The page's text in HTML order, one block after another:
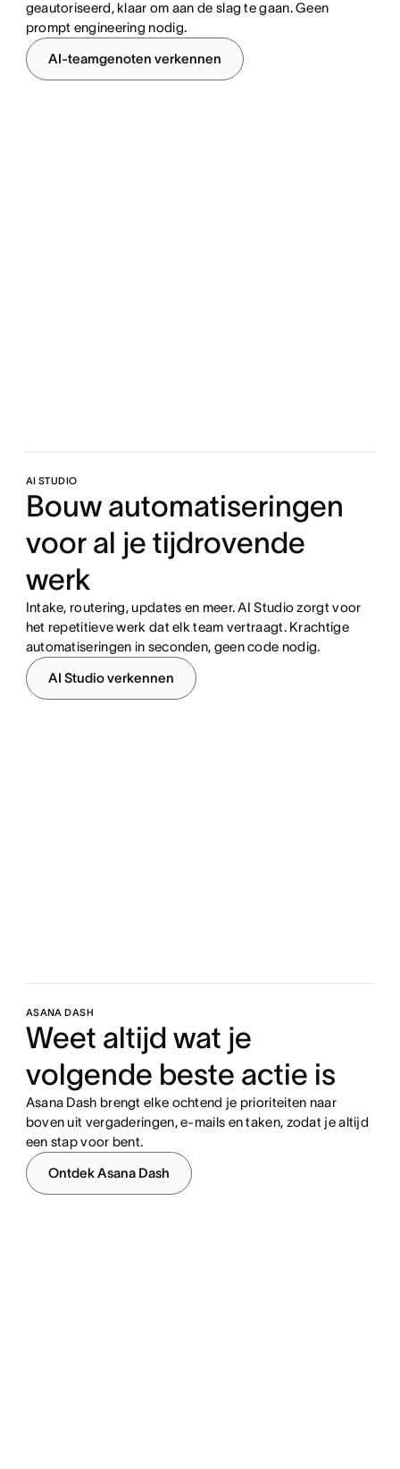
geautoriseerd, klaar om aan de slag te gaan. Geen
prompt engineering nodig.
AI-teamgenoten verkennen
AI STUDIO
Bouw automatiseringen
voor al je tijdrovende
werk
Intake, routering, updates en meer. AI Studio zorgt voor
het repetitieve werk dat elk team vertraagt. Krachtige
automatiseringen in seconden, geen code nodig.
AI Studio verkennen
ASANA DASH
Weet altijd wat je
volgende beste actie is
Asana Dash brengt elke ochtend je prioriteiten naar
boven uit vergaderingen, e-mails en taken, zodat je altijd
een stap voor bent.
Ontdek Asana Dash